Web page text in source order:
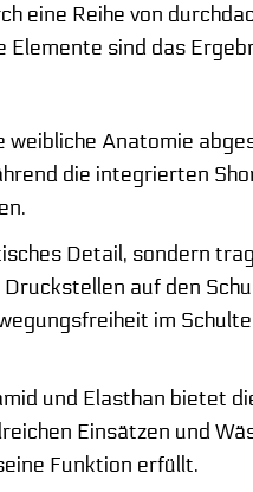
eine Reihe von
sind das
weibliche Anatomie
die integrierten
Detail, sondern
auf den
im
und Elasthan bietet
Einsätzen und
Funktion erfüllt.